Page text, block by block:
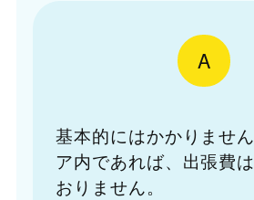
A
基本的にはかかりませ
ア内であれば、出張費
おりません。